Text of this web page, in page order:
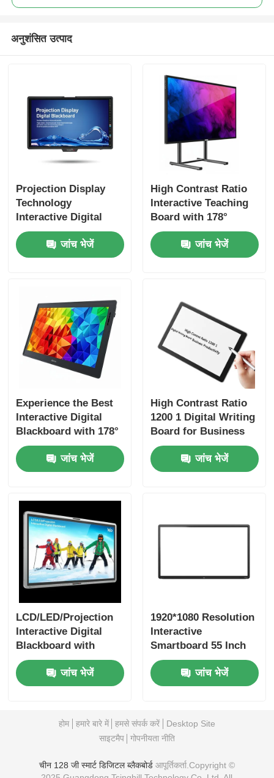
अनुशंसित उत्पाद
Projection Display
Technology
Interactive Digital
Blackboard with Wi-
Fi Connectivity and
Android
जांच भेजें
High Contrast Ratio
Interactive Teaching
Board with 178°
Viewing Angle and
1200 1 Contrast Ratio
जांच भेजें
Experience the Best
Interactive Digital
Blackboard with 178°
Viewing Angle VGA
Output and 1200 1
Contrast Ratio
जांच भेजें
High Contrast Ratio
1200 1 Digital Writing
Board for Business
Productivity
जांच भेजें
LCD/LED/Projection
Interactive Digital
Blackboard with
350cd/m2 Brightness
and All Windows
Software
जांच भेजें
1920*1080 Resolution
Interactive
Smartboard 55 Inch
Screen Size for
Interactive Business
Presentations
जांच भेजें
होम हमारे बारे में हमसे संपर्क करें
Desktop Site
साइटमैप
गोपनीयता नीति
चीन 128 जी स्मार्ट डिजिटल ब्लैकबोर्डआपूर्तिकर्ता.Copyright ©